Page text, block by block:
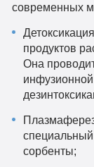
современных
продуктов
Она
специальный
сорбенты;